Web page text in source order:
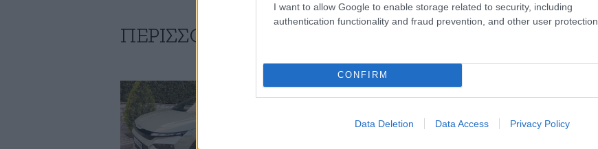
I want to allow Google to enable storage related to security, including
authentication functionality and fraud prevention, and other user protection.
CONFIRM
Data Deletion Data Access Privacy Policy
ΠΕΡΙΣΣΟΤΕΡΑ ΑΠΟ ΤΟ AUTO